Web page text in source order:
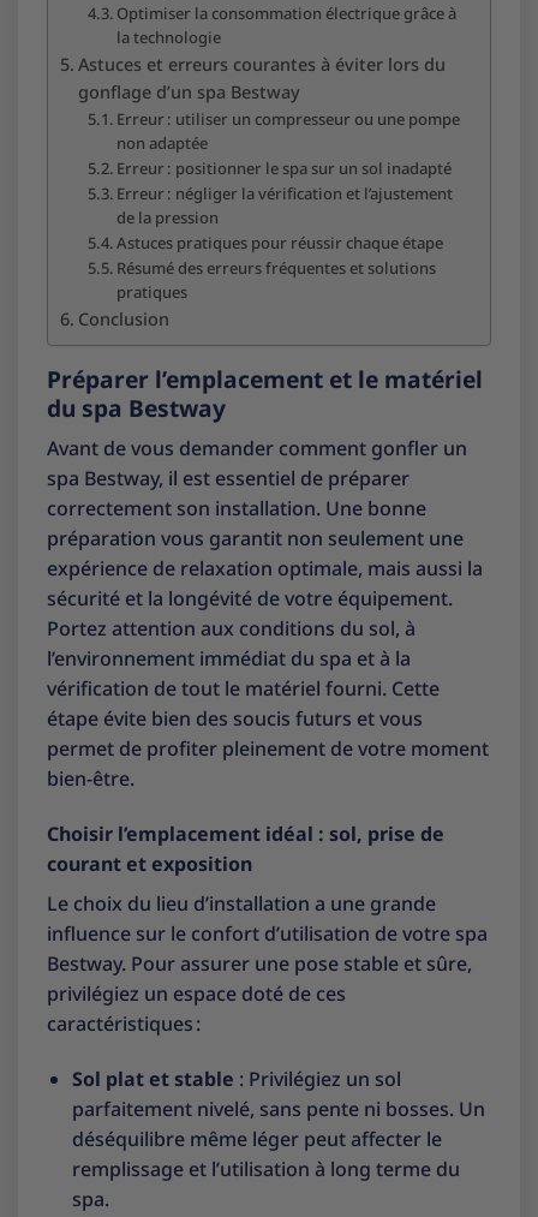
Optimiser la consommation électrique grâce à
la technologie
Astuces et erreurs courantes à éviter lors du
gonflage d’un spa Bestway
Erreur : utiliser un compresseur ou une pompe
non adaptée
Erreur : positionner le spa sur un sol inadapté
Erreur : négliger la vérification et l’ajustement
de la pression
Astuces pratiques pour réussir chaque étape
Résumé des erreurs fréquentes et solutions
pratiques
Conclusion
Préparer l’emplacement et le matériel
du spa Bestway
Avant de vous demander comment gonfler un
spa Bestway, il est essentiel de préparer
correctement son installation. Une bonne
préparation vous garantit non seulement une
expérience de relaxation optimale, mais aussi la
sécurité et la longévité de votre équipement.
Portez attention aux conditions du sol, à
l’environnement immédiat du spa et à la
vérification de tout le matériel fourni. Cette
étape évite bien des soucis futurs et vous
permet de profiter pleinement de votre moment
bien-être.
Choisir l’emplacement idéal : sol, prise de
courant et exposition
Le choix du lieu d’installation a une grande
influence sur le confort d’utilisation de votre spa
Bestway. Pour assurer une pose stable et sûre,
privilégiez un espace doté de ces
caractéristiques :
Sol plat et stable : Privilégiez un sol
parfaitement nivelé, sans pente ni bosses. Un
déséquilibre même léger peut affecter le
remplissage et l’utilisation à long terme du
spa.